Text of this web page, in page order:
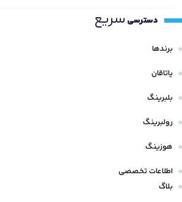
دسترسی سریع
برندها
یاتاقان
بلبرینگ
رولبرینگ
هوزینگ
اطلاعات تخصصی
بلاگ